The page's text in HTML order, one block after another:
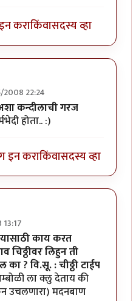
कराकिंवासदस्य व्हा
2008 22:24
कन्दीलाची गरज
होता.. :)
इन कराकिंवासदस्य व्हा
काय करत
चिठ्ठीवर लिहुन ती
का ?वि.सू. : चीठ्ठी टाईप
ला क्लु देताय की
उचलणारा) मदनबाण